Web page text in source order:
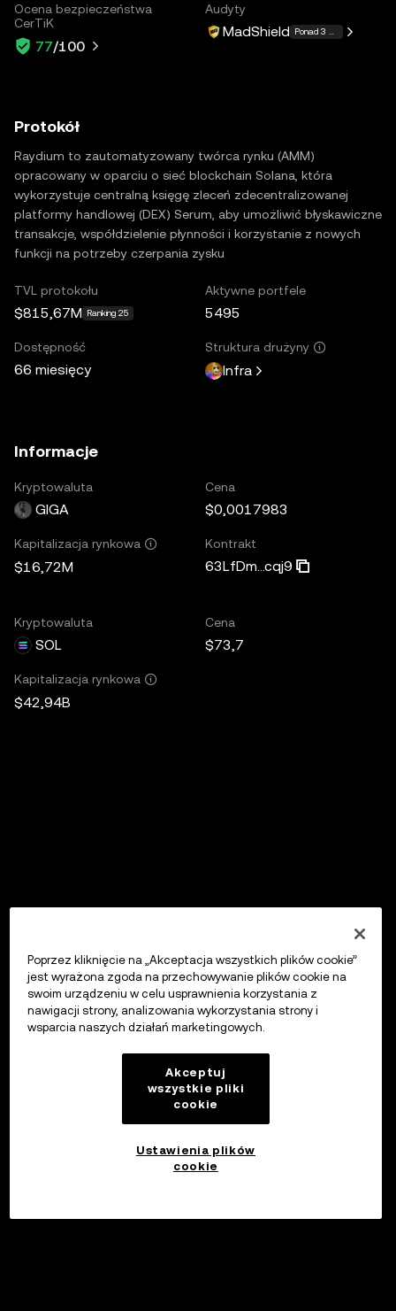
Ocena bezpieczeństwa
CerTiK
77/100
Audyty
MadShield Ponad 3 więcej
Protokół
Raydium to zautomatyzowany twórca rynku (AMM)
opracowany w oparciu o sieć blockchain Solana, która
wykorzystuje centralną księgę zleceń zdecentralizowanej
platformy handlowej (DEX) Serum, aby umożliwić błyskawiczne
transakcje, współdzielenie płynności i korzystanie z nowych
funkcji na potrzeby czerpania zysku
TVL protokołu
$815,67M Ranking 25
Aktywne portfele
5495
Dostępność
66 miesięcy
Struktura drużyny
Infra
Informacje
Kryptowaluta
GIGA
Cena
$0,0017983
Kapitalizacja rynkowa
$16,72M
Kontrakt
63LfDm...cqj9
Kryptowaluta
SOL
Cena
$73,7
Kapitalizacja rynkowa
$42,94B
Poprzez kliknięcie na „Akceptacja wszystkich plików cookie”
jest wyrażona zgoda na przechowywanie plików cookie na
swoim urządzeniu w celu usprawnienia korzystania z
nawigacji strony, analizowania wykorzystania strony i
wsparcia naszych działań marketingowych.
Akceptuj
wszystkie pliki
cookie
Ustawienia plików
cookie